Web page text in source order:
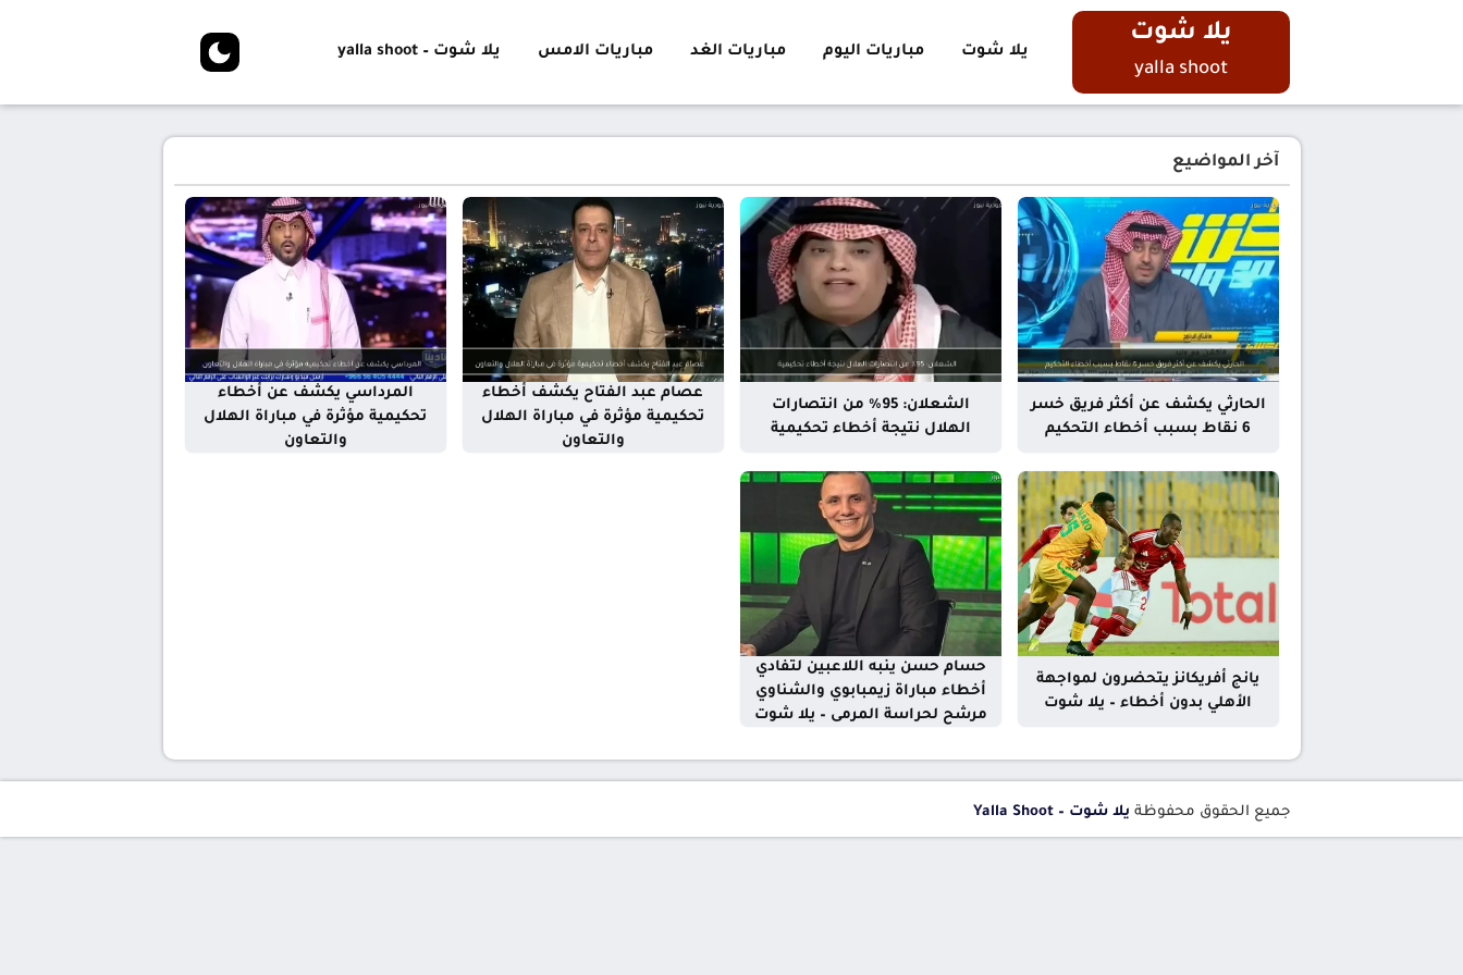
يلا شوت
yalla shoot
يلا شوت مباريات اليوم مباريات الغد مباريات الامس يلا شوت – yalla shoot
آخر المواضيع
الحارثي يكشف عن أكثر فريق خسر
6 نقاط بسبب أخطاء التحكيم
الشعلان: 95٪ من انتصارات
الهلال نتيجة أخطاء تحكيمية
عصام عبد الفتاح يكشف أخطاء
تحكيمية مؤثرة في مباراة الهلال
والتعاون
المرداسي يكشف عن أخطاء
تحكيمية مؤثرة في مباراة الهلال
والتعاون
يانج أفريكانز يتحضرون لمواجهة
الأهلي بدون أخطاء – يلا شوت
حسام حسن ينبه اللاعبين لتفادي
أخطاء مباراة زيمبابوي والشناوي
مرشح لحراسة المرمى – يلا شوت
جميع الحقوق محفوظة يلا شوت – Yalla Shoot